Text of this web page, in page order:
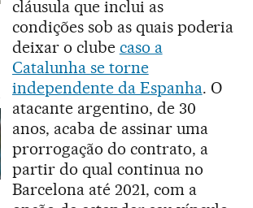
cláusula que inclui as
condições sob as quais poderia
deixar o clube caso a
Catalunha se torne
independente da Espanha. O
atacante argentino, de 30
anos, acaba de assinar uma
prorrogação do contrato, a
partir do qual continua no
Barcelona até 2021, com a